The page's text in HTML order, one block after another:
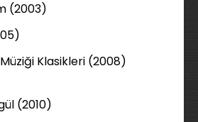
(2003)
Klasikleri (2008)
(2010)